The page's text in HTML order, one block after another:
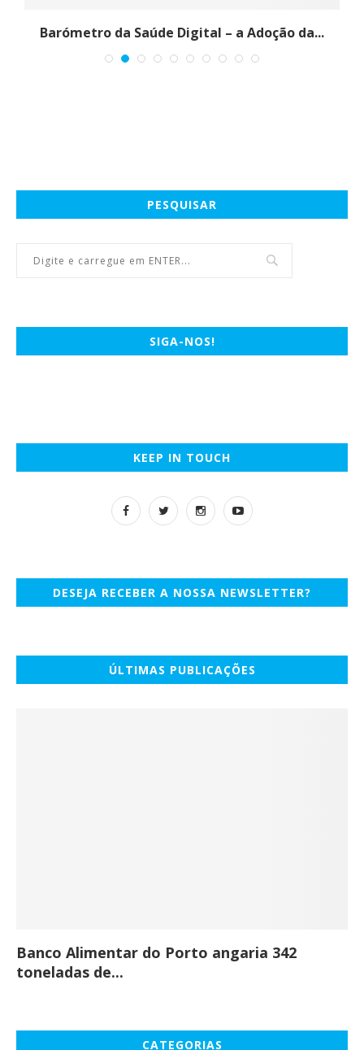
Barómetro da Saúde Digital – a Adoção da...
PESQUISAR
SIGA-NOS!
KEEP IN TOUCH
DESEJA RECEBER A NOSSA NEWSLETTER?
ÚLTIMAS PUBLICAÇÕES
Banco Alimentar do Porto angaria 342
toneladas de...
CATEGORIAS